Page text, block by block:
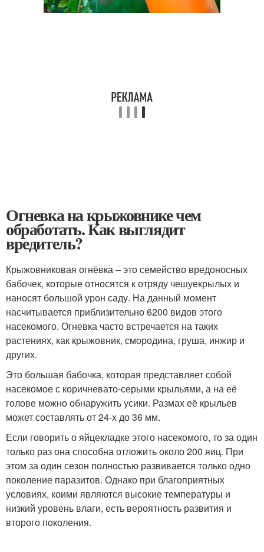
Огневка на крыжовнике чем
обработать. Как выглядит
вредитель?
Крыжовниковая огнёвка – это семейство вредоносных
бабочек, которые относятся к отряду чешуекрылых и
наносят большой урон саду. На данный момент
насчитывается приблизительно 6200 видов этого
насекомого. Огневка часто встречается на таких
растениях, как крыжовник, смородина, груша, инжир и
других.
Это большая бабочка, которая представляет собой
насекомое с коричневато-серыми крыльями, а на её
голове можно обнаружить усики. Размах её крыльев
может составлять от 24-х до 36 мм.
Если говорить о яйцекладке этого насекомого, то за один
только раз она способна отложить около 200 яиц. При
этом за один сезон полностью развивается только одно
поколение паразитов. Однако при благоприятных
условиях, коими являются высокие температуры и
низкий уровень влаги, есть вероятность развития и
второго поколения.